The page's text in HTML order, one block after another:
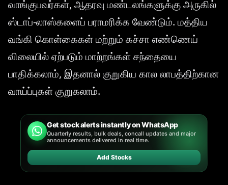
வாங்குபவர்கள், ஆதரவு மண்டலங்களுக்கு அருகில்
ஸ்டாப்-லாஸ்களைப் பராமரிக்க வேண்டும். மத்திய
வங்கி கொள்கைகள் மற்றும் கச்சா எண்ணெய்
விலையில் ஏற்படும் மாற்றங்கள் சந்தையை
பாதிக்கலாம், இதனால் குறுகிய கால லாபத்திற்கான
வாய்ப்புகள் குறுகலாம்.
Get stock alerts instantly on WhatsApp
Quarterly results, bulk deals, concall updates and major
announcements delivered in real time.
Add Stocks